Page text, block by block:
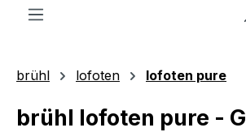
brühl lofoten lofoten pure
brühl lofoten pure -